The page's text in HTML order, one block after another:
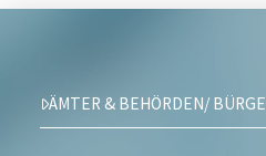
ÄMTER & BEHÖRDEN/